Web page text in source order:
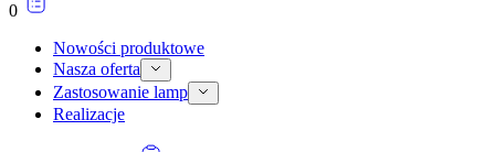
0
Nowości produktowe
Nasza oferta
Zastosowanie lamp
Realizacje